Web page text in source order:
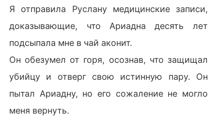
Я открыла глаза в залитом лунным светом лесу, и вп
оглушительный рев.
Я отправила Руслану медицинские записи,
доказывающие, что Ариадна десять лет
подсыпала мне в чай аконит.
Он обезумел от горя, осознав, что защищал
убийцу и отверг свою истинную пару. Он
пытал Ариадну, но его сожаление не могло
меня вернуть.